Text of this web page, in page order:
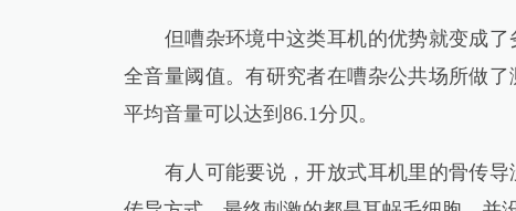
但嘈杂环境中这类耳机的优势就变成了
全音量阈值。有研究者在嘈杂公共场所做
平均音量可以达到86.1分贝。
有人可能要说，开放式耳机里的骨传导